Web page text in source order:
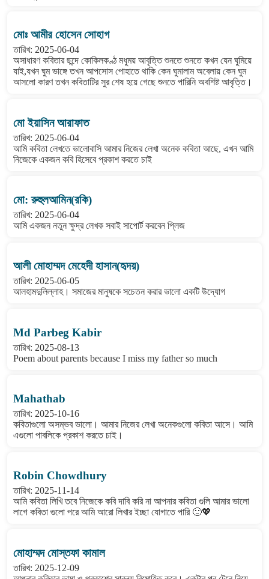
মোঃ আমীর হোসেন সোহাগ
তারিখ: 2025-06-04
অসাধারণ কবিতার ছন্দে কোকিলকণ্ঠ মধুময় আবৃত্তি শুনতে শুনতে কখন যেন ঘুমিয়ে
যাই,যখন ঘুম ভাঙ্গে তখন আপসোস পোহাতে থাকি কেন ঘুমালাম অবেলায় কেন ঘুম
আসলো কারণ তখন কবিতাটির সুর শেষ হয়ে গেছে শুনতে পারিনি অবশিষ্ট আবৃত্তি।
মো ইয়াসিন আরাফাত
তারিখ: 2025-06-04
আমি কবিতা লেখতে ভালোবাসি আমার নিজের লেখা অনেক কবিতা আছে, এখন আমি
নিজেকে একজন কবি হিসেবে প্রকাশ করতে চাই
মো: রুহুলআমিন(রকি)
তারিখ: 2025-06-04
আমি একজন নতুন ক্ষুদ্র লেখক সবাই সাপোর্ট করবেন প্লিজ
আলী মোহাম্মদ মেহেদী হাসান(হৃদয়)
তারিখ: 2025-06-05
আলহামদুলিল্লাহ। সমাজের মানুষকে সচেতন করার ভালো একটি উদ্যোগ
Md Parbeg Kabir
তারিখ: 2025-08-13
Poem about parents because I miss my father so much
Mahathab
তারিখ: 2025-10-16
কবিতাগুলো অসম্ভব ভালো। আমার নিজের লেখা অনেকগুলো কবিতা আসে। আমি
এগুলো পাবলিকে প্রকাশ করতে চাই।
Robin Chowdhury
তারিখ: 2025-11-14
আমি কবিতা লিখি তবে নিজেকে কবি দাবি করি না আপনার কবিতা গুলি আমার ভালো
লাগে কবিতা গুলো পরে আমি আরো লিখার ইচ্ছা যোগাতে পারি 🙂💖
মোহাম্মদ মোস্তফা কামাল
তারিখ: 2025-12-09